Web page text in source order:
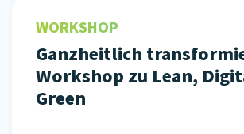
WORKSHOP
Ganzheitlich
Workshop zu Lean,
Green